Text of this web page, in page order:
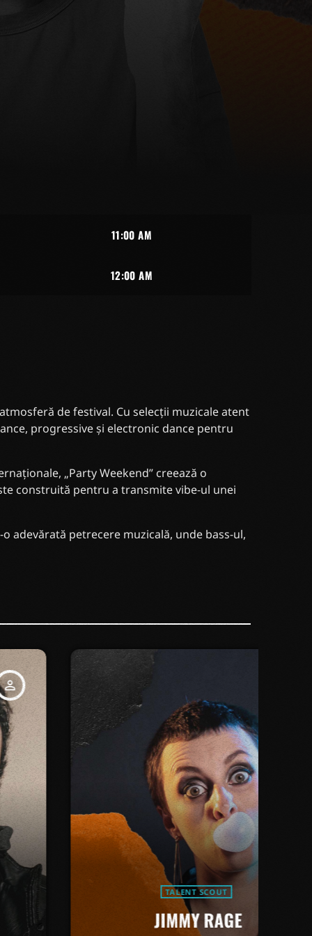
11:00 AM
12:00 AM
de festival. Cu selecții muzicale atent
progressive și electronic dance pentru
„Party Weekend” creează o
construită pentru a transmite vibe-ul unei
adevărată petrecere muzicală, unde bass-ul,
JIMMY RAGE